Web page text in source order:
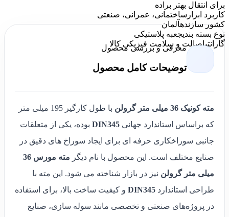
برای انتقال بهتر براده
کاربرد ابزار ساختمانی، عمرانی، صنعتی
کشور سازندهآلمان
نوع بسته بندیجعبه پلاستیکی
گارانتیاصالت و سلامت فیزیکی کالا
معرفی و بررسی محصول
توضیحات کامل محصول
مته کونیک 36 میلی متر گرولن
با طول کارگیر 195 میلی متر
که براساس استاندارد جهانی DIN345 بوده، یکی از متعلقات
جانبی سوراخکاری حرفه ای برای ایجاد سوراخ‌ های دقیق در
صنایع مختلف است. این محصول با نام دیگر
مته مورس 36
میلی متر گرولن نیز در بازار شناخته می شود. این مته با
طراحی استاندارد DIN345 و کیفیت ساخت بالا، برای استفاده
در پروژه‌های صنعتی و تخصصی مانند سوله سازی، صنایع